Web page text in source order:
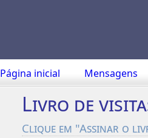
Página inicial Mensagens
Livro de
Clique em "Assinar o